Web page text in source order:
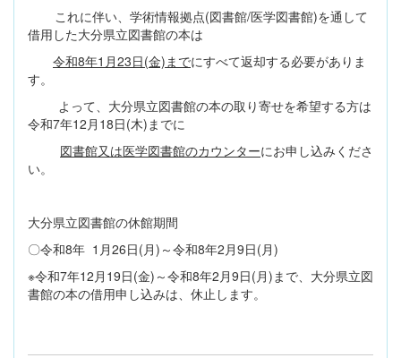
これに伴い、学術情報拠点(図書館/医学図書館)を通して
借用した大分県立図書館の本は
令和8年1月23日(金)までにすべて返却する必要がありま
す。
よって、大分県立図書館の本の取り寄せを希望する方は
令和7年12月18日(木)までに
図書館又は医学図書館のカウンターにお申し込みくださ
い。
大分県立図書館の休館期間
〇令和8年 1月26日(月)～令和8年2月9日(月)
※令和7年12月19日(金)～令和8年2月9日(月)まで、大分県立図
書館の本の借用申し込みは、休止します。